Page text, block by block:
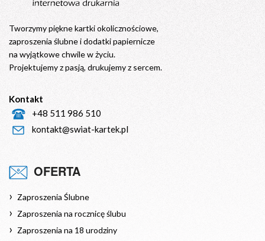
Tworzymy piękne kartki okolicznościowe,
zaproszenia ślubne i dodatki papiernicze
na wyjątkowe chwile w życiu.
Projektujemy z pasją, drukujemy z sercem.
Kontakt
+48 511 986 510
kontakt@swiat-kartek.pl
OFERTA
Zaproszenia Ślubne
Zaproszenia na rocznicę ślubu
Zaproszenia na 18 urodziny